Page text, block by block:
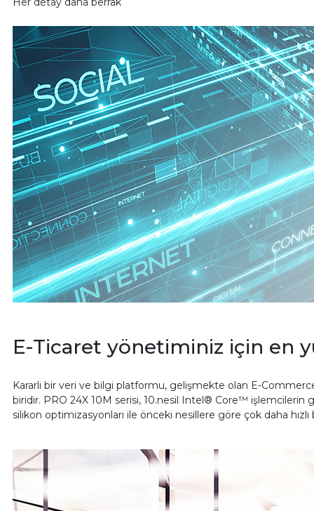
E-Ticaret yönetiminiz için en
Kararlı bir veri ve bilgi platformu, gelişmekte olan E-
biridir. PRO 24X 10M serisi, 10.nesil Intel® Core™
silikon optimizasyonları ile önceki nesillere göre çok daha